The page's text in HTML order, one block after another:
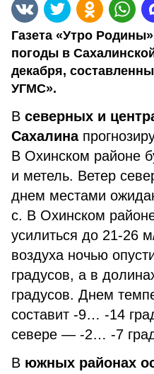
Газета «Утро
погоды в
декабря,
УГМС».
В северных и
Сахалина
В Охинском районе
и метель. Ветер
днем местами
с. В Охинском
усилиться до 21-26
воздуха ночью
градусов, а в
градусов. Днем
составит -9… -14
севере — -2… -7
В южных районах